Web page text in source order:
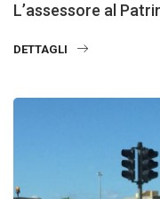
L’assessore al
DETTAGLI